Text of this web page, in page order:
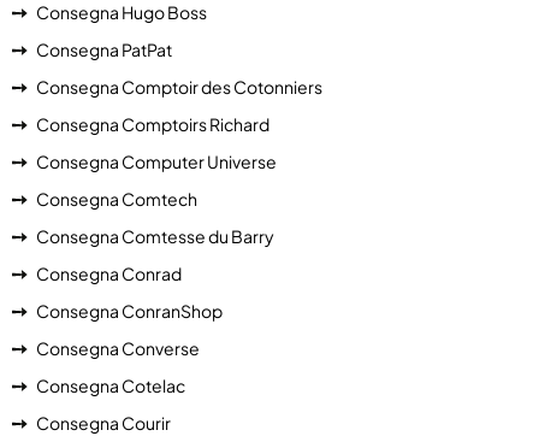
Consegna Hugo Boss
Consegna PatPat
Consegna Comptoir des Cotonniers
Consegna Comptoirs Richard
Consegna Computer Universe
Consegna Comtech
Consegna Comtesse du Barry
Consegna Conrad
Consegna ConranShop
Consegna Converse
Consegna Cotelac
Consegna Courir